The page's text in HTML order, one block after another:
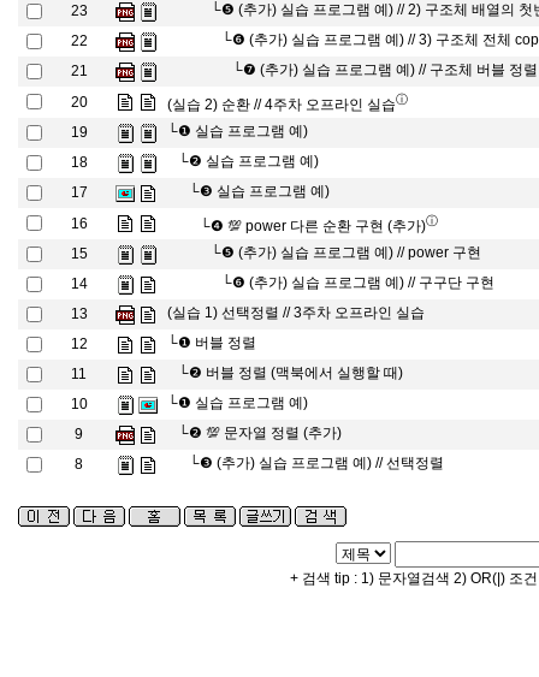
23 └❺ (추가) 실습 프로그램 예) // 2) 구조체 배열의
22
└❻ (추가) 실습 프로그램 예) // 3) 구조체 전체
21
└❼ (추가) 실습 프로그램 예) // 구조체 버블 정렬
20
(실습 2) 순환 // 4주차 오프라인 실습ⓘ
19 └❶ 실습 프로그램 예)
18
└❷ 실습 프로그램 예)
17
└❸ 실습 프로그램 예)
16
└❹ 💯 power 다른 순환 구현 (추가)ⓘ
15 └❺ (추가) 실습 프로그램 예) // power 구현
14
└❻ (추가) 실습 프로그램 예) // 구구단 구현
13
(실습 1) 선택정렬 // 3주차 오프라인 실습
12
└❶ 버블 정렬
11
└❷ 버블 정렬 (맥북에서 실행할 때)
10
└❶ 실습 프로그램 예)
9
└❷ 💯 문자열 정렬 (추가)
8
└❸ (추가) 실습 프로그램 예) // 선택정렬
+ 검색 tip : 1) 문자열검색 2) OR(|) 조